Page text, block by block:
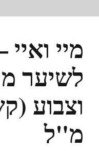
מיי
לשיער
מ"ל